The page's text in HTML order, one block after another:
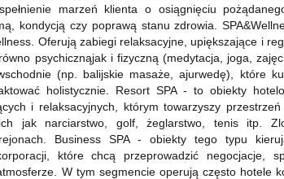
marzeń klienta o osiągnięciu
kondycją czy poprawą stanu zdrowia.
Oferują zabiegi relaksacyjne, upiększające i
psychicznąjak i fizyczną (medytacja, joga,
(np. balijskie masaże, ajurwedę), które
holistycznie. Resort SPA - to obiekty
i relaksacyjnych, którym towarzyszy
jak narciarstwo, golf, żeglarstwo, tenis itp.
Business SPA - obiekty tego typu
które chcą przeprowadzić negocjacje,
W tym segmencie operują często hotele